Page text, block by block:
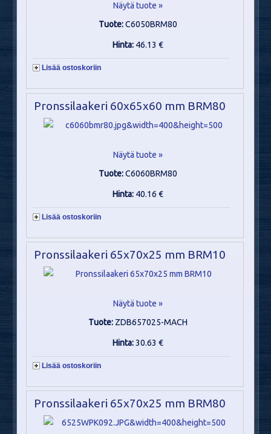
Näytä tuote »
Tuote:C6050BRM80
Hinta: 46.13 €
Lisää ostoskoriin
Pronssilaakeri 60x65x60 mm BRM80
Näytä tuote »
Tuote:C6060BRM80
Hinta: 40.16 €
Lisää ostoskoriin
Pronssilaakeri 65x70x25 mm BRM10
Näytä tuote »
Tuote: ZDB657025-MACH
Hinta:30.63 €
Lisää ostoskoriin
Pronssilaakeri 65x70x25 mm BRM80